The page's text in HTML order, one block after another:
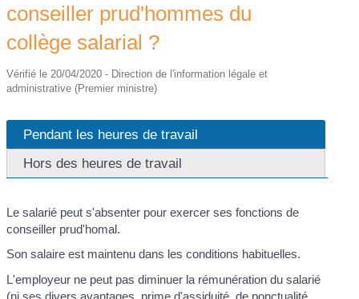
conseiller prud'hommes du
collège salarial ?
Vérifié le 20/04/2020 - Direction de l'information légale et
administrative (Premier ministre)
Pendant les heures de travail
Hors des heures de travail
Le salarié peut s'absenter pour exercer ses fonctions de
conseiller prud'homal.
Son salaire est maintenu dans les conditions habituelles.
L'employeur ne peut pas diminuer la rémunération du salarié
(ni ses divers avantages, prime d'assiduité, de ponctualité,